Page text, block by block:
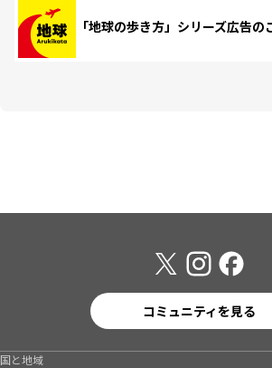
「地球の歩き方」シリーズ広告の
コミュニティを見る
国と地域